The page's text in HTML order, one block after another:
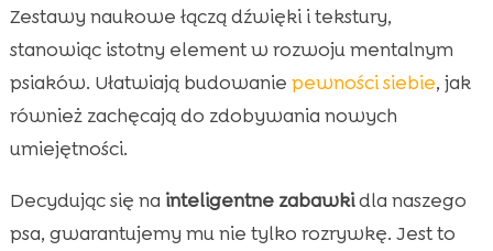
Zestawy naukowe łączą dźwięki i tekstury,
stanowiąc istotny element w rozwoju mentalnym
psiaków. Ułatwiają budowanie pewności siebie, jak
również zachęcają do zdobywania nowych
umiejętności.
Decydując się na inteligentne zabawkidla naszego
psa, gwarantujemy mu nie tylko rozrywkę. Jest to